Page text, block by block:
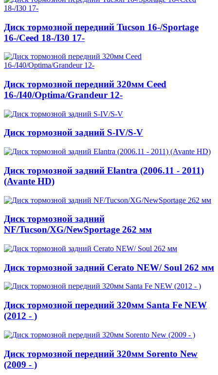
Диск тормозной передний Tucson 16-/Sportage
16-/Ceed 18-/I30 17-
Диск тормозной передний 320мм Ceed
16-/I40/Optima/Grandeur 12-
Диск тормозной задний S-IV/S-V
Диск тормозной задний Elantra (2006.11 - 2011)
(Avante HD)
Диск тормозной задний
NF/Tucson/XG/NewSportage 262 мм
Диск тормозной задний Cerato NEW/ Soul 262 мм
Диск тормозной передний 320мм Santa Fe NEW
(2012 - )
Диск тормозной передний 320мм Sorento New
(2009 - )